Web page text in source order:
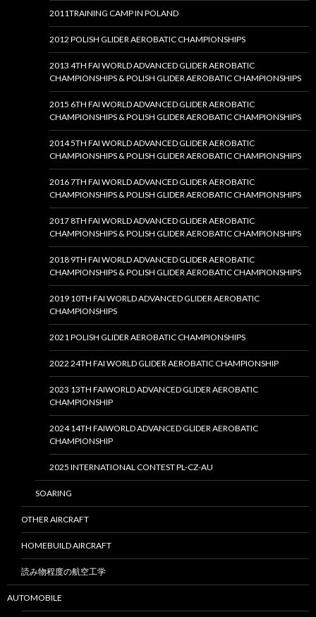
2011TRAINING CAMP IN POLAND
2012 POLISH GLIDER AEROBATIC CHAMPIONSHIPS
2013 4TH FAI WORLD ADVANCED GLIDER AEROBATIC
CHAMPIONSHIPS & POLISH GLIDER AEROBATIC CHAMPIONSHIPS
2015 6TH FAI WORLD ADVANCED GLIDER AEROBATIC
CHAMPIONSHIPS & POLISH GLIDER AEROBATIC CHAMPIONSHIPS
2014 5TH FAI WORLD ADVANCED GLIDER AEROBATIC
CHAMPIONSHIPS & POLISH GLIDER AEROBATIC CHAMPIONSHIPS
2016 7TH FAI WORLD ADVANCED GLIDER AEROBATIC
CHAMPIONSHIPS & POLISH GLIDER AEROBATIC CHAMPIONSHIPS
2017 8TH FAI WORLD ADVANCED GLIDER AEROBATIC
CHAMPIONSHIPS & POLISH GLIDER AEROBATIC CHAMPIONSHIPS
2018 9TH FAI WORLD ADVANCED GLIDER AEROBATIC
CHAMPIONSHIPS & POLISH GLIDER AEROBATIC CHAMPIONSHIPS
2019 10TH FAI WORLD ADVANCED GLIDER AEROBATIC
CHAMPIONSHIPS
2021 POLISH GLIDER AEROBATIC CHAMPIONSHIPS
2022 24TH FAI WORLD GLIDER AEROBATIC CHAMPIONSHIP
2023 13TH FAIWORLD ADVANCED GLIDER AEROBATIC
CHAMPIONSHIP
2024 14TH FAIWORLD ADVANCED GLIDER AEROBATIC
CHAMPIONSHIP
2025 INTERNATIONAL CONTEST PL-CZ-AU
SOARING
OTHER AIRCRAFT
HOMEBUILD AIRCRAFT
読み物程度の航空工学
AUTOMOBILE